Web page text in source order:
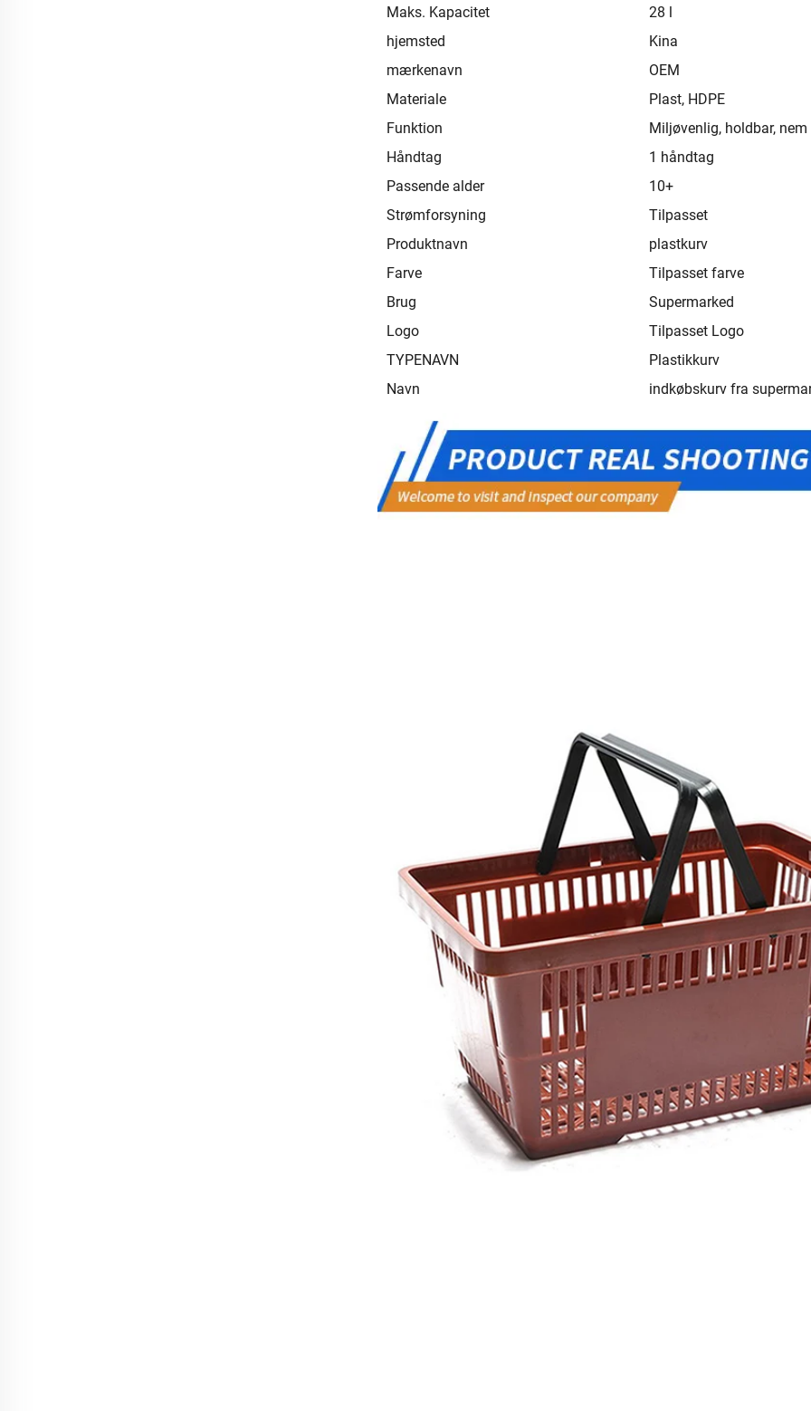
Maks. Kapacitet
28 l
hjemsted
Kina
mærkenavn
OEM
Materiale
Plast, HDPE
Funktion
Miljøvenlig, holdbar,
Håndtag
1 håndtag
Passende alder
10+
Strømforsyning
Tilpasset
Produktnavn
plastkurv
Farve
Tilpasset farve
Brug
Supermarked
Logo
Tilpasset Logo
TYPENAVN
Plastikkurv
Navn
indkøbskurv fra